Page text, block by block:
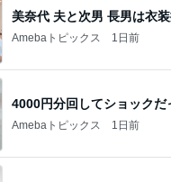
美奈代 夫と次男 長男は衣
Amebaトピックス 1日前
4000円分回してショックだ
Amebaトピックス 1日前